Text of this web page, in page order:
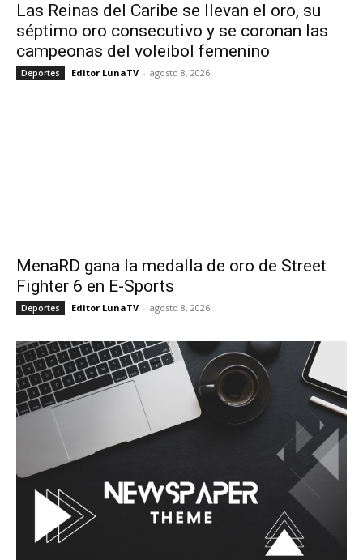
Las Reinas del Caribe se llevan el oro, su
séptimo oro consecutivo y se coronan las
campeonas del voleibol femenino
Deportes Editor LunaTV - agosto 8, 2026
MenaRD gana la medalla de oro de Street
Fighter 6 en E-Sports
Deportes Editor LunaTV - agosto 8, 2026